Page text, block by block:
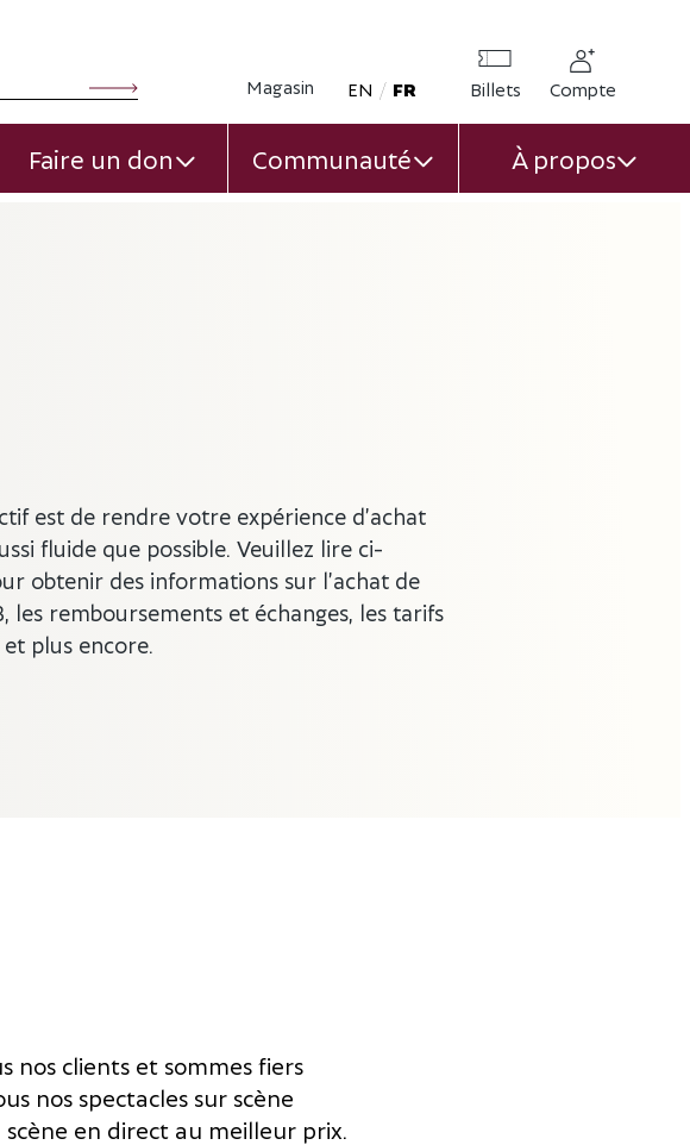
Magasin Opens in new window
EN FR Billets Compte
CHILD MENU
Faire un donEXPAND CHILD MENU
CommunautéEXPAND CHILD MENU
À propos
est de rendre votre expérience d’achat
fluide que possible. Veuillez lire ci-
obtenir des informations sur l’achat de
les remboursements et échanges, les tarifs
plus encore.
nos clients et sommes fiers
nos spectacles sur scène
en direct au meilleur prix.